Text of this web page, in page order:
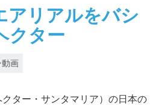
アリアルをバシ
クター
画
ター・サンタマリア）の日本の